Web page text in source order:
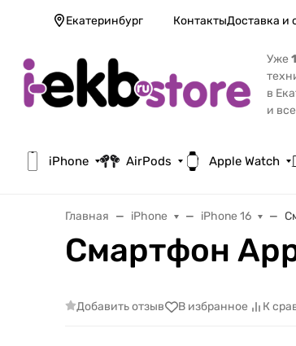
Екатеринбург КонтактыДоставка и
Уже
в
и
iPhone AirPods Apple Watch
Главная iPhone iPhone 16
Смартфон
Добавить отзыв В избранное К